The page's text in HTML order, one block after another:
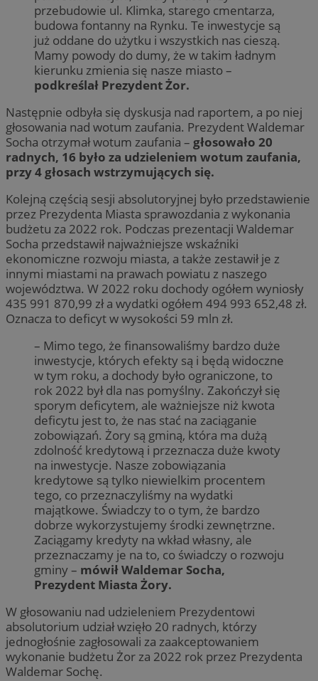
przebudowie ul. Klimka, starego cmentarza,
budowa fontanny na Rynku. Te inwestycje są
już oddane do użytku i wszystkich nas cieszą.
Mamy powody do dumy, że w takim ładnym
kierunku zmienia się nasze miasto –
podkreślał Prezydent Żor.
Następnie odbyła się dyskusja nad raportem, a po niej
głosowania nad wotum zaufania. Prezydent Waldemar
Socha otrzymał wotum zaufania – głosowało 20
radnych, 16 było za udzieleniem wotum zaufania,
przy 4 głosach wstrzymujących się.
Kolejną częścią sesji absolutoryjnej było przedstawienie
przez Prezydenta Miasta sprawozdania z wykonania
budżetu za 2022 rok. Podczas prezentacji Waldemar
Socha przedstawił najważniejsze wskaźniki
ekonomiczne rozwoju miasta, a także zestawił je z
innymi miastami na prawach powiatu z naszego
województwa. W 2022 roku dochody ogółem wyniosły
435 991 870,99 zł a wydatki ogółem 494 993 652,48 zł.
Oznacza to deficyt w wysokości 59 mln zł.
– Mimo tego, że finansowaliśmy bardzo duże
inwestycje, których efekty są i będą widoczne
w tym roku, a dochody było ograniczone, to
rok 2022 był dla nas pomyślny. Zakończył się
sporym deficytem, ale ważniejsze niż kwota
deficytu jest to, że nas stać na zaciąganie
zobowiązań. Żory są gminą, która ma dużą
zdolność kredytową i przeznacza duże kwoty
na inwestycje. Nasze zobowiązania
kredytowe są tylko niewielkim procentem
tego, co przeznaczyliśmy na wydatki
majątkowe. Świadczy to o tym, że bardzo
dobrze wykorzystujemy środki zewnętrzne.
Zaciągamy kredyty na wkład własny, ale
przeznaczamy je na to, co świadczy o rozwoju
gminy – mówił Waldemar Socha,
Prezydent Miasta Żory.
W głosowaniu nad udzieleniem Prezydentowi
absolutorium udział wzięło 20 radnych, którzy
jednogłośnie zagłosowali za zaakceptowaniem
wykonanie budżetu Żor za 2022 rok przez Prezydenta
Waldemar Sochę.